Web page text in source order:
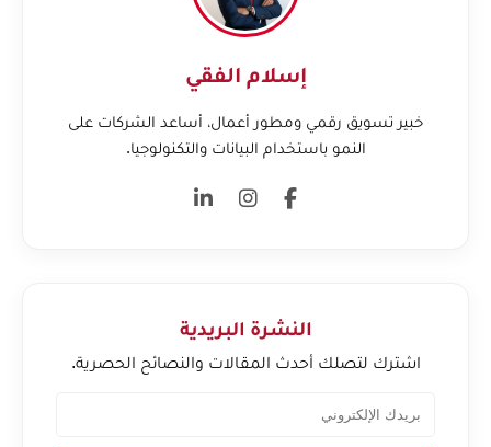
إسلام الفقي
خبير تسويق رقمي ومطور أعمال، أساعد الشركات على
النمو باستخدام البيانات والتكنولوجيا.
النشرة البريدية
اشترك لتصلك أحدث المقالات والنصائح الحصرية.